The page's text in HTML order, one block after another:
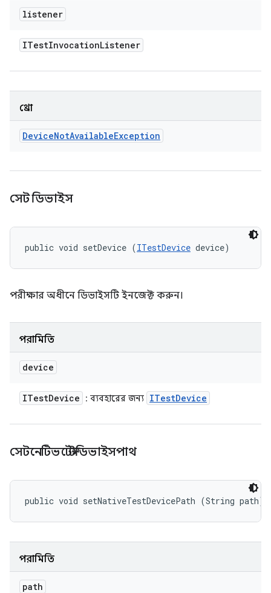
listener
ITestInvocationListener
থ্রো
DeviceNotAvailableException
সেট ডিভাইস
public void setDevice (ITestDevice device)
পরীক্ষার অধীনে ডিভাইসটি ইনজেক্ট করুন।
পরামিতি
device
ITestDevice : ব্যবহারের জন্য ITestDevice
সেটনেটিভটেস্টডিভাইসপাথ
public void setNativeTestDevicePath (String path)
পরামিতি
path